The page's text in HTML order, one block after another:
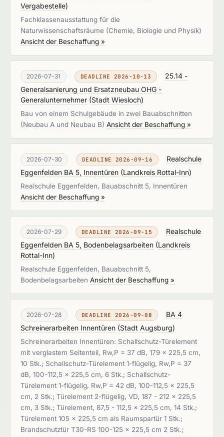
Vergabestelle)
Fachklassenausstattung für die
Naturwissenschaftsräume (Chemie, Biologie und Physik)
Ansicht der Beschaffung »
2026-07-31 DEADLINE 2026-10-13
25.14 -
Generalsanierung und Ersatzneubau OHG -
Generalunternehmer (Stadt Wiesloch)
Bau von einem Schulgebäude in zwei Bauabschnitten
(Neubau A und Neubau B) Ansicht der Beschaffung »
2026-07-30 DEADLINE 2026-09-16
Realschule
Eggenfelden BA 5, Innentüren (Landkreis Rottal-Inn)
Realschule Eggenfelden, Bauabschnitt 5, Innentüren
Ansicht der Beschaffung »
2026-07-29 DEADLINE 2026-09-15
Realschule
Eggenfelden BA 5, Bodenbelagsarbeiten (Landkreis
Rottal-Inn)
Realschule Eggenfelden, Bauabschnitt 5,
Bodenbelagsarbeiten Ansicht der Beschaffung »
2026-07-28 DEADLINE 2026-09-08
BA 4
Schreinerarbeiten Innentüren (Stadt Augsburg)
Schreinerarbeiten Innentüren: Schallschutz-Türelement
mit verglastem Seitenteil, Rw,P = 37 dB, 179 x 225,5 cm,
10 Stk.; Schallschutz-Türelement 1-flügelig, Rw,P = 37
dB, 100-112,5 x 225,5 cm, 6 Stk.; Schallschutz-
Türelement 1-flügelig, Rw,P = 42 dB, 100-112,5 x 225,5
cm, 2 Stk.; Türelement 2-flügelig, VD, 187 - 212 x 225,5
cm, 3 Stk.; Türelement, 87,5 - 112,5 x 225,5 cm, 14 Stk.;
Türelement 105 x 225,5 cm als Raumspartür 1 Stk.;
Brandschutztür T30-RS 100-125 x 225,5 cm 2 Stk.;